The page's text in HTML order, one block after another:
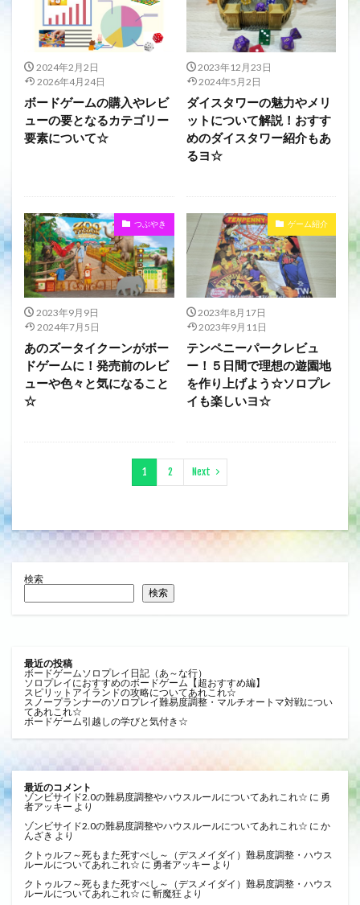
2024年2月2日
2026年4月24日
ボードゲームの購入やレビ
ューの要となるカテゴリー
要素について☆
2023年12月23日
2024年5月2日
ダイスタワーの魅力やメリ
ットについて解説！おすす
めのダイスタワー紹介もあ
るヨ☆
つぶやき
2023年9月9日
2024年7月5日
あのズータイクーンがボー
ドゲームに！発売前のレビ
ューや色々と気になること
☆
ゲーム紹介
2023年8月17日
2023年9月11日
テンペニーパークレビュ
ー！５日間で理想の遊園地
を作り上げよう☆ソロプレ
イも楽しいヨ☆
1 2 Next
検索
検索
最近の投稿
ボードゲームソロプレイ日記（あ～な行）
ソロプレイにおすすめのボードゲーム【超おすすめ編】
スピリットアイランドの攻略についてあれこれ☆
スノープランナーのソロプレイ難易度調整・マルチオートマ対戦につい
てあれこれ☆
ボードゲーム引越しの学びと気付き☆
最近のコメント
ゾンビサイド2.0の難易度調整やハウスルールについてあれこれ☆ に 勇
者アッキー より
ゾンビサイド2.0の難易度調整やハウスルールについてあれこれ☆ に か
んざき より
クトゥルフ～死もまた死すべし～（デスメイダイ）難易度調整・ハウス
ルールについてあれこれ☆ に 勇者アッキー より
クトゥルフ～死もまた死すべし～（デスメイダイ）難易度調整・ハウス
ルールについてあれこれ☆ に 斬魔狂 より